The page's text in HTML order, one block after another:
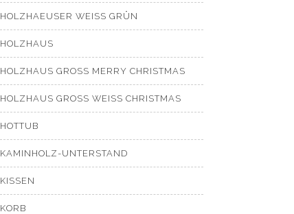
HOLZHAEUSER WEISS GRÜN
HOLZHAUS
HOLZHAUS GROSS MERRY CHRISTMAS
HOLZHAUS GROSS WEISS CHRISTMAS
HOTTUB
KAMINHOLZ-UNTERSTAND
KISSEN
KORB